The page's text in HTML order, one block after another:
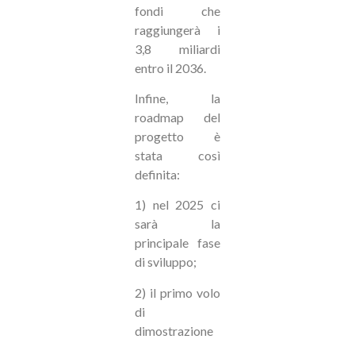
fondi che
raggiungerà i
3,8 miliardi
entro il 2036.
Infine, la
roadmap del
progetto è
stata così
definita:
1) nel 2025 ci
sarà la
principale fase
di sviluppo;
2) il primo volo
di
dimostrazione